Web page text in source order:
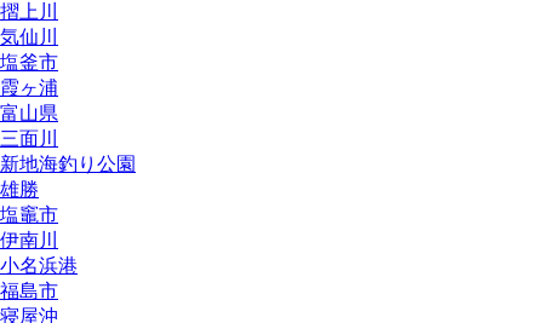
摺上川
気仙川
塩釜市
霞ヶ浦
富山県
三面川
新地海釣り公園
雄勝
塩竈市
伊南川
小名浜港
福島市
寝屋沖